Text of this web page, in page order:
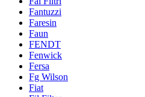
Fantuzzi
Faresin
Faun
FENDT
Fenwick
Fersa
Fg Wilson
Fiat